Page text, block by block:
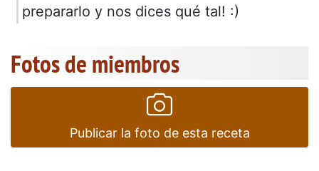
prepararlo y nos dices qué tal! :)
Fotos de miembros
Publicar la foto de esta receta